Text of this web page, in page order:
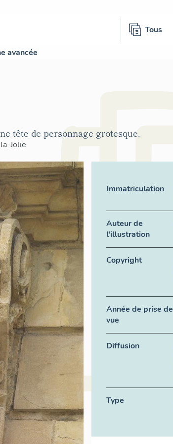
Tous
avancée
tête de personnage grotesque.
Jolie
Immatriculation
Auteur de
l'illustration
Copyright
Année de prise de
vue
Diffusion
Type